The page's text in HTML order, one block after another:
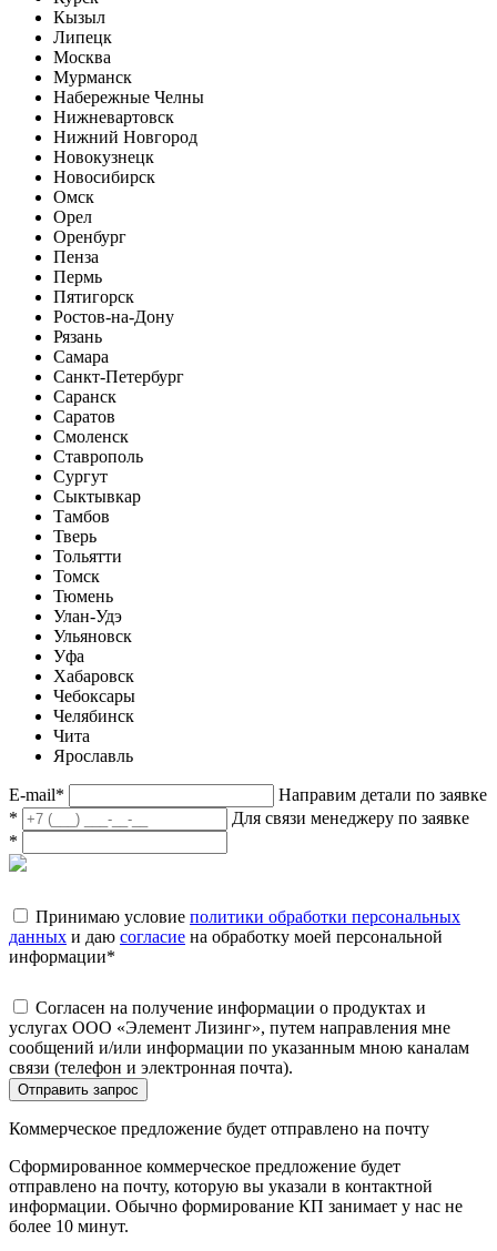
Кызыл
Липецк
Москва
Мурманск
Набережные Челны
Нижневартовск
Нижний Новгород
Новокузнецк
Новосибирск
Омск
Орел
Оренбург
Пенза
Пермь
Пятигорск
Ростов-на-Дону
Рязань
Самара
Санкт-Петербург
Саранск
Саратов
Смоленск
Ставрополь
Сургут
Сыктывкар
Тамбов
Тверь
Тольятти
Томск
Тюмень
Улан-Удэ
Ульяновск
Уфа
Хабаровск
Чебоксары
Челябинск
Чита
Ярославль
E-mail*
Направим детали по заявке
*
Для связи менеджеру по заявке
*
Принимаю условие политики обработки персональных
данных и даю согласие на обработку моей персональной
информации*
Согласен на получение информации о продуктах и
услугах ООО «Элемент Лизинг», путем направления мне
сообщений и/или информации по указанным мною каналам
связи (телефон и электронная почта).
Отправить запрос
Коммерческое предложение будет отправлено на почту
Сформированное коммерческое предложение будет
отправлено на почту, которую вы указали в контактной
информации. Обычно формирование КП занимает у нас не
более 10 минут.